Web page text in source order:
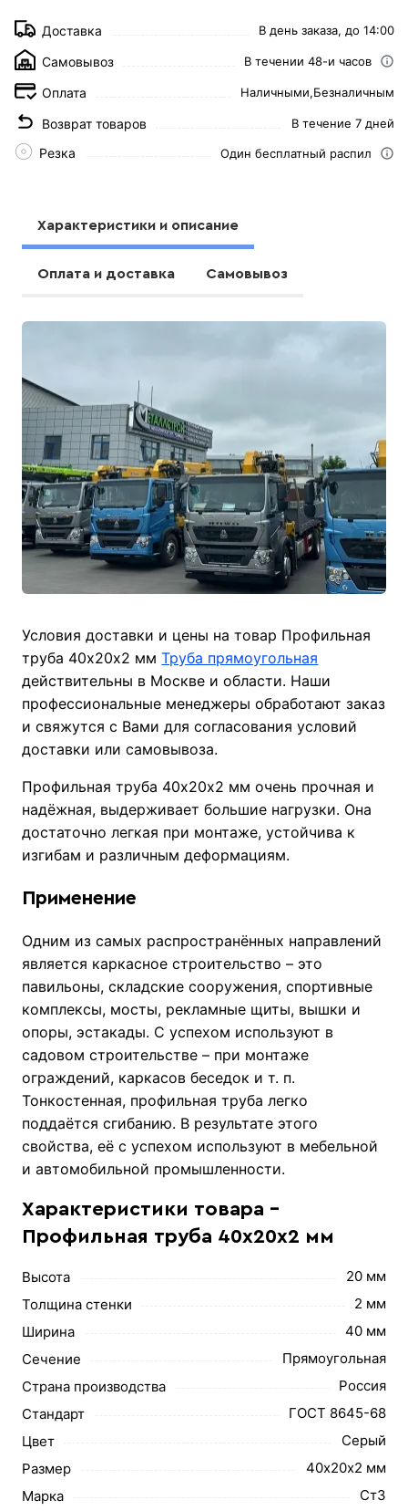
Доставка В день заказа, до 14:00
Самовывоз В течении 48-и часов
Оплата Наличными,Безналичным
Возврат товаров В течение 7 дней
Резка Один бесплатный распил
Характеристики и описание
Оплата и доставка Самовывоз
Условия доставки и цены на товар Профильная
труба 40х20х2 ммТруба прямоугольная
действительны в Москве и области. Наши
профессиональные менеджеры обработают заказ
и свяжутся с Вами для согласования условий
доставки или самовывоза.
Профильная труба 40х20х2 мм очень прочная и
надёжная, выдерживает большие нагрузки. Она
достаточно легкая при монтаже, устойчива к
изгибам и различным деформациям.
Применение
Одним из самых распространённых направлений
является каркасное строительство – это
павильоны, складские сооружения, спортивные
комплексы, мосты, рекламные щиты, вышки и
опоры, эстакады. С успехом используют в
садовом строительстве – при монтаже
ограждений, каркасов беседок и т. п.
Тонкостенная, профильная труба легко
поддаётся сгибанию. В результате этого
свойства, её с успехом используют в мебельной
и автомобильной промышленности.
Характеристики товара -
Профильная труба 40х20х2 мм
Высота
20 мм
Толщина стенки
2 мм
Ширина
40 мм
Сечение
Прямоугольная
Страна производства
Россия
Стандарт
ГОСТ 8645-68
Цвет
Серый
Размер
40х20х2 мм
Марка
Ст3